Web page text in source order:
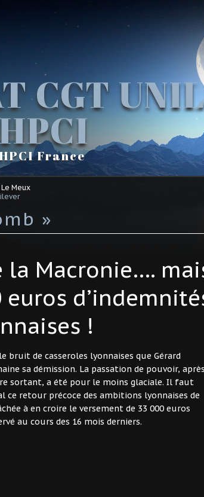
CGT
France
Meux
»
la Macronie….
euros
!
bruit de casseroles lyonnaises que Gérard
sa démission. La passation de pouvoir, après
sortant, a été pour le moins glaciale. Il faut
ce retour précoce des ambitions lyonnaises de
à en croire le versement de 33 000 euros
au cours des 16 mois derniers.